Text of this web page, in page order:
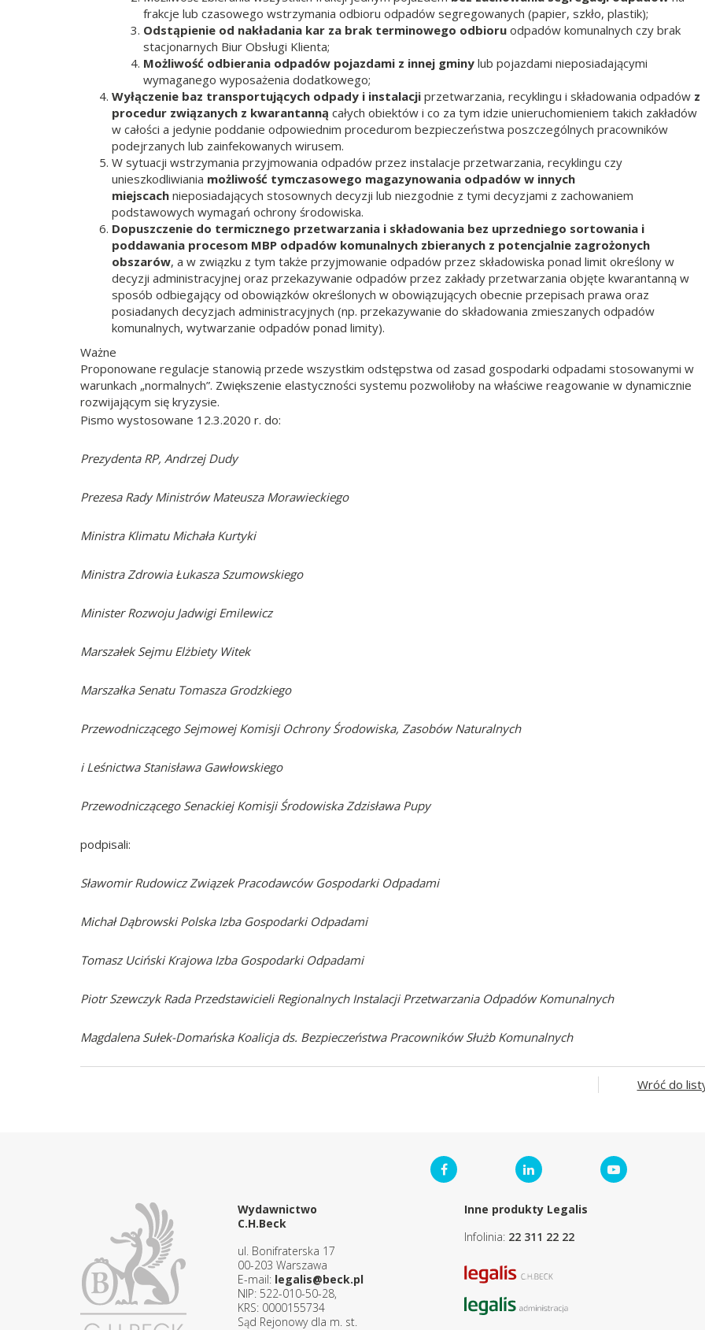
frakcje lub czasowego wstrzymania odbioru odpadów segregowanych (papier, szkło, plastik);
Odstąpienie od nakładania kar za brak terminowego odbioru odpadów komunalnych czy brak
stacjonarnych Biur Obsługi Klienta;
Możliwość odbierania odpadów pojazdami z innej gminy lub pojazdami nieposiadającymi
wymaganego wyposażenia dodatkowego;
Wyłączenie baz transportujących odpady i instalacji przetwarzania, recyklingu i składowania odpadów z
procedur związanych z kwarantanną całych obiektów i co za tym idzie unieruchomieniem takich zakładów
w całości a jedynie poddanie odpowiednim procedurom bezpieczeństwa poszczególnych pracowników
podejrzanych lub zainfekowanych wirusem.
W sytuacji wstrzymania przyjmowania odpadów przez instalacje przetwarzania, recyklingu czy
unieszkodliwiania możliwość tymczasowego magazynowania odpadów w innych
miejscach nieposiadających stosownych decyzji lub niezgodnie z tymi decyzjami z zachowaniem
podstawowych wymagań ochrony środowiska.
Dopuszczenie do termicznego przetwarzania i składowania bez uprzedniego sortowania i
poddawania procesom MBP odpadów komunalnych zbieranych z potencjalnie zagrożonych
obszarów, a w związku z tym także przyjmowanie odpadów przez składowiska ponad limit określony w
decyzji administracyjnej oraz przekazywanie odpadów przez zakłady przetwarzania objęte kwarantanną w
sposób odbiegający od obowiązków określonych w obowiązujących obecnie przepisach prawa oraz
posiadanych decyzjach administracyjnych (np. przekazywanie do składowania zmieszanych odpadów
komunalnych, wytwarzanie odpadów ponad limity).
Ważne
Proponowane regulacje stanowią przede wszystkim odstępstwa od zasad gospodarki odpadami stosowanymi w
warunkach „normalnych”. Zwiększenie elastyczności systemu pozwoliłoby na właściwe reagowanie w dynamicznie
rozwijającym się kryzysie.
Pismo wystosowane 12.3.2020 r. do:
Prezydenta RP, Andrzej Dudy
Prezesa Rady Ministrów Mateusza Morawieckiego
Ministra Klimatu Michała Kurtyki
Ministra Zdrowia Łukasza Szumowskiego
Minister Rozwoju Jadwigi Emilewicz
Marszałek Sejmu Elżbiety Witek
Marszałka Senatu Tomasza Grodzkiego
Przewodniczącego Sejmowej Komisji Ochrony Środowiska, Zasobów Naturalnych
i Leśnictwa Stanisława Gawłowskiego
Przewodniczącego Senackiej Komisji Środowiska Zdzisława Pupy
podpisali:
Sławomir Rudowicz Związek Pracodawców Gospodarki Odpadami
Michał Dąbrowski Polska Izba Gospodarki Odpadami
Tomasz Uciński Krajowa Izba Gospodarki Odpadami
Piotr Szewczyk Rada Przedstawicieli Regionalnych Instalacji Przetwarzania Odpadów Komunalnych
Magdalena Sułek-Domańska Koalicja ds. Bezpieczeństwa Pracowników Służb Komunalnych
Wróć do
Wydawnictwo
C.H.Beck
ul. Bonifraterska 17
00-203 Warszawa
E-mail: legalis@beck.pl
NIP: 522-010-50-28,
KRS: 0000155734
Sąd Rejonowy dla m. st.
Inne produkty Legalis
Infolinia: 22 311 22 22